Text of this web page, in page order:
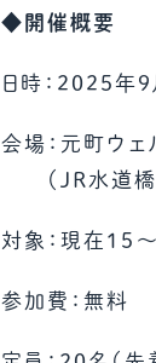
◆開催概要
日時：2025年
会場：元町ウェ
（JR水道橋
対象：現在15
参加費：無料